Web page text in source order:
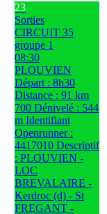
23
Sorties
CIRCUIT 35
groupe 1
08:30
PLOUVIEN
Départ : 8h30
Distance : 91 km
700 Dénivelé : 544
m Identifiant
Openrunner :
4417010 Descriptif
: PLOUVIEN -
LOC
BREVALAIRE -
Kerdroc (d) - St
FREGANT -